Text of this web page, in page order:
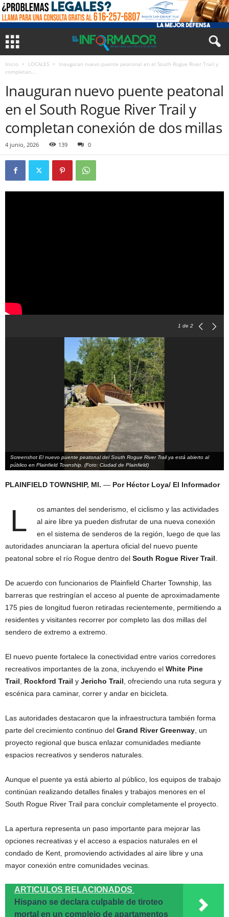
Inicio LOCALES
Inauguran nuevo puente peatonal en el South Rogue River Trail y
completan...
Inauguran nuevo puente peatonal
en el South Rogue River Trail y
completan conexión de dos millas
4 junio, 2026 139 0
1 de 2
Screenshot El nuevo puente peatonal del South Rogue River Trail ya está abierto al
público en Plainfield Township. (Foto: Ciudad de Plainfield)
PLAINFIELD TOWNSHIP, MI. — Por Héctor Loya/ El Informador
L
os amantes del senderismo, el ciclismo y las actividades
al aire libre ya pueden disfrutar de una nueva conexión
en el sistema de senderos de la región, luego de que las
autoridades anunciaran la apertura oficial del nuevo puente
peatonal sobre el río Rogue dentro del South Rogue River Trail
De acuerdo con funcionarios de Plainfield Charter Township, las
barreras que restringían el acceso al puente de aproximadamente
175 pies de longitud fueron retiradas recientemente, permitiendo a
residentes y visitantes recorrer por completo las dos millas del
sendero de extremo a extremo.
El nuevo puente fortalece la conectividad entre varios corredores
recreativos importantes de la zona, incluyendo el White Pine
Trail
Rockford Trail y Jericho Trail , ofreciendo una ruta segura y
escénica para caminar, correr y andar en bicicleta.
Las autoridades destacaron que la infraestructura también forma
parte del crecimiento continuo del Grand River Greenway , un
proyecto regional que busca enlazar comunidades mediante
espacios recreativos y senderos naturales.
Aunque el puente ya está abierto al público, los equipos de trabajo
continúan realizando detalles finales y trabajos menores en el
South Rogue River Trail para concluir completamente el proyecto.
La apertura representa un paso importante para mejorar las
opciones recreativas y el acceso a espacios naturales en el
condado de Kent, promoviendo actividades al aire libre y una
mayor conexión entre comunidades vecinas.
ARTICULOS RELACIONADOS
Hispano se declara culpable de tiroteo
mortal en un complejo de apartamentos